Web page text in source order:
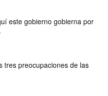
este gobierno gobierna por
tres preocupaciones de las